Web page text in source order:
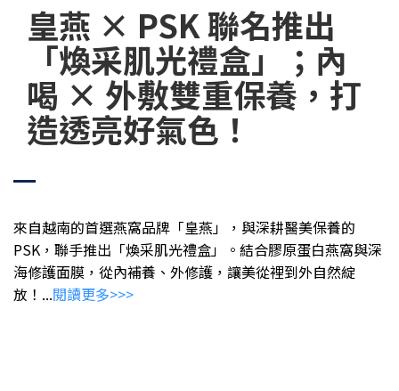
皇燕 × PSK 聯名推出
「煥采肌光禮盒」；內
喝 × 外敷雙重保養，打
造透亮好氣色！
來自越南的首選燕窩品牌「皇燕」，與深耕醫美保養的
PSK，聯手推出「煥采肌光禮盒」。結合膠原蛋白燕窩與深
海修護面膜，從內補養、外修護，讓美從裡到外自然綻
放！ ...閱讀更多>>>